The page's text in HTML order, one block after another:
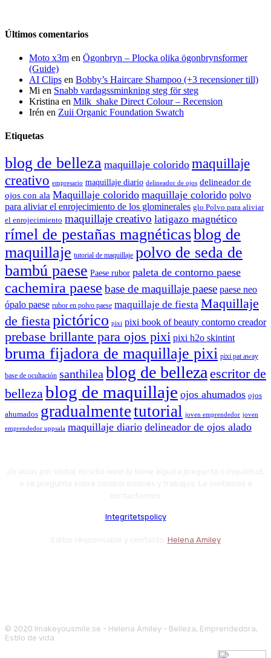
Últimos comentarios
Moto x3m en Ögonbryn – Plocka olika ögonbrynsformer
(Guide)
AI Clips en Bobby’s Haircare Shampoo (+3 recensioner till)
Mi en Snabb vardagssminkning steg för steg
Kristina en Milk_shake Direct Colour – Recension
Irén en Zuii Organic Foundation Swatch
Etiquetas
blog de belleza maquillaje colorido maquillaje
creativo empresario maquillaje diario delineador de ojos delineador de
ojos con ala Maquillaje colorido maquillaje colorido polvo
para aliviar el enrojecimiento de los glominerales glo Polvo para aliviar
el enrojecimiento maquillaje creativo latigazo magnético
rímel de pestañas magnéticasblog de
maquillaje tutorial de maquillaje polvo de seda de
bambú paese Paese rubor paleta de contorno paese
cachemira paese base de maquillaje paese paese neo
ópalo paese rubor en polvo paese maquillaje de fiesta Maquillaje
de fiestapictórico pixi pixi book of beauty contorno creador
prebase brillante para ojos pixi pixi h2o skintint
bruma fijadora de maquillaje pixi pixi pat away
base de ocultación santhileablog de bellezaescritor de
bellezablog de maquillaje ojos ahumados ojos
ahumados gradualmentetutorial joven emprendedor joven
emprendedor uppsala maquillaje diario delineador de ojos alado
Integritetspolicy
Helena Amiley
© 2020 Imakeyousmile.se - Helena Amiley - Belleza, Emprendedora,
Estilo de vida